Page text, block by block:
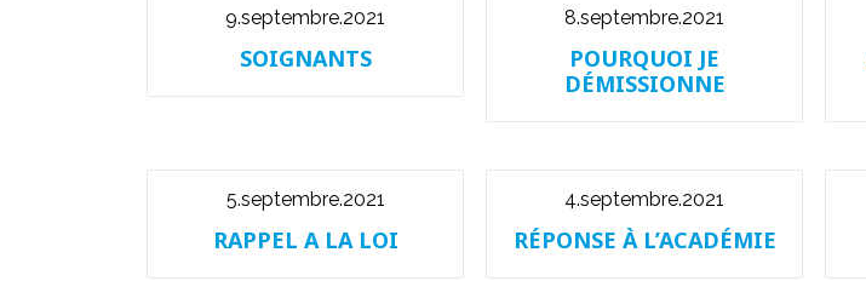
9.septembre.2021
SOIGNANTS
8.septembre.2021
POURQUOI JE
DÉMISSIONNE
5.septembre.2021
RAPPEL A LA LOI
4.septembre.2021
RÉPONSE À L’ACADÉMIE